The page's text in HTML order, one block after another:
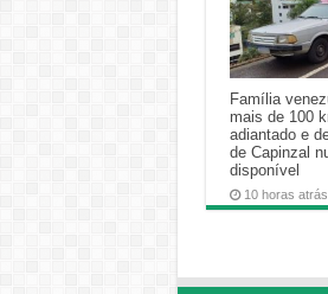
Família
mais de 100
adiantado e
de Capinzal
disponível
10 horas atrás